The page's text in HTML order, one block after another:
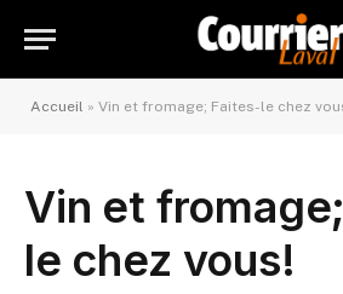
Accueil » Vin et fromage; Faites-le chez
Vin et
le chez vous!